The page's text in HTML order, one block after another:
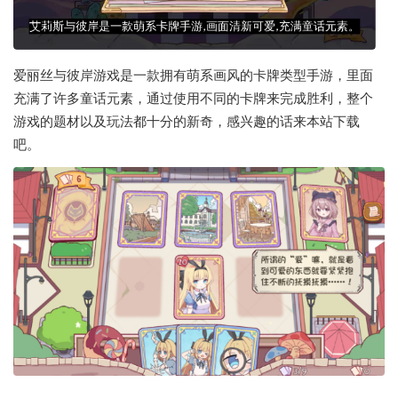
爱丽丝与彼岸游戏是一款拥有萌系画风的卡牌类型手游，里面
充满了许多童话元素，通过使用不同的卡牌来完成胜利，整个
游戏的题材以及玩法都十分的新奇，感兴趣的话来本站下载
吧。